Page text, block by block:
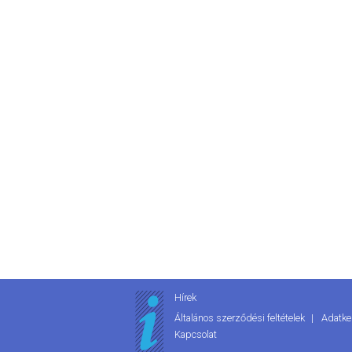
Hírek
Általános szerződési feltételek
Kapcsolat